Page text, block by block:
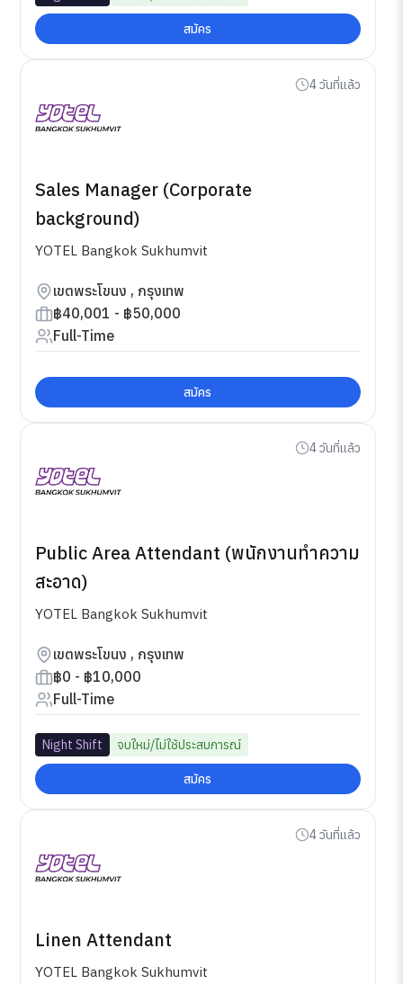
สมัคร
4 วันที่แล้ว
Sales Manager (Corporate
background)
YOTEL Bangkok Sukhumvit
เขตพระโขนง , กรุงเทพ
฿40,001 - ฿50,000
Full-Time
สมัคร
4 วันที่แล้ว
Public Area Attendant (พนักงานทำความ
สะอาด)
YOTEL Bangkok Sukhumvit
เขตพระโขนง , กรุงเทพ
฿0 - ฿10,000
Full-Time
Night Shift จบใหม่/ไม่ใช้ประสบการณ์
สมัคร
4 วันที่แล้ว
Linen Attendant
YOTEL Bangkok Sukhumvit